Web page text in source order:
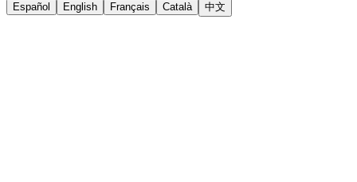
Español
English Français Català 中文